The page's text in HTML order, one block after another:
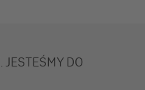
DO